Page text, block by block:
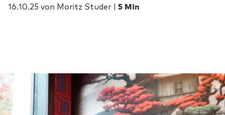
16.10.25 von Moritz Studer | 5 Min